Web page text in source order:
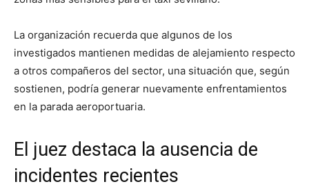
La organización recuerda que algunos de los
investigados mantienen medidas de alejamiento respecto
a otros compañeros del sector, una situación que, según
sostienen, podría generar nuevamente enfrentamientos
en la parada aeroportuaria.
El juez destaca la ausencia de
incidentes recientes